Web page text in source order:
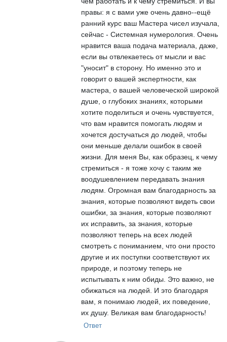
правы: я с вами уже очень давно--ещё
ранний курс ваш Мастера чисел изучала,
сейчас - Системная нумерология. Очень
нравится ваша подача материала, даже,
если вы отвлекаетесь от мысли и вас
"уносит" в сторону. Но именно это и
говорит о вашей экспертности, как
мастера, о вашей человеческой широкой
душе, о глубоких знаниях, которыми
хотите поделиться и очень чувствуется,
что вам нравится помогать людям и
хочется достучаться до людей, чтобы
они меньше делали ошибок в своей
жизни. Для меня Вы, как образец, к чему
стремиться - я тоже хочу с таким же
воодушевлением передавать знания
людям. Огромная вам благодарность за
знания, которые позволяют видеть свои
ошибки, за знания, которые позволяют
их исправить, за знания, которые
позволяют теперь на всех людей
смотреть с пониманием, что они просто
другие и их поступки соответствуют их
природе, и поэтому теперь не
испытывать к ним обиды. Это важно, не
обижаться на людей. И это благодаря
вам, я понимаю людей, их поведение,
их душу. Великая вам благодарность!
Ответ